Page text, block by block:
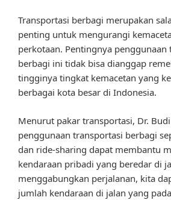
Transportasi berbagi merupakan
penting untuk mengurangi
perkotaan. Pentingnya penggunaan
berbagi ini tidak bisa dianggap
tingginya tingkat kemacetan yang
berbagai kota besar di Indonesia.
Menurut pakar transportasi, Dr.
penggunaan transportasi berbagi
dan ride-sharing dapat membantu
kendaraan pribadi yang beredar di
menggabungkan perjalanan, kita
jumlah kendaraan di jalan yang